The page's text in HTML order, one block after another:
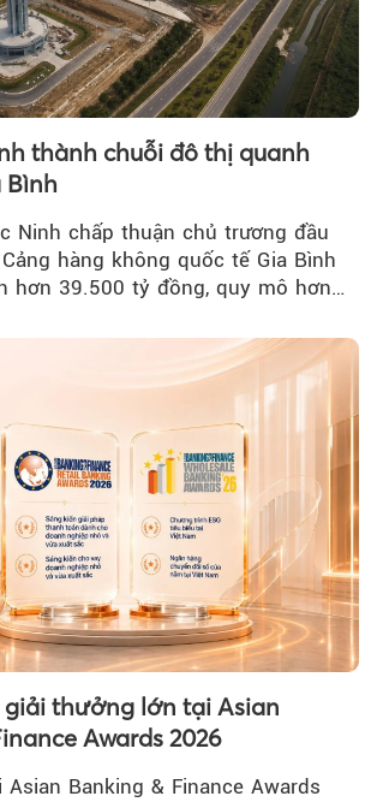
thành chuỗi đô thị quanh
Bình
Ninh chấp thuận chủ trương đầu
hàng không quốc tế Gia Bình
hơn 39.500 tỷ đồng, quy mô hơn
giải thưởng lớn tại Asian
Awards 2026
Asian Banking & Finance Awards